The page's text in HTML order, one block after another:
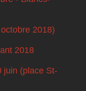
2018)
2018
juin (place St-